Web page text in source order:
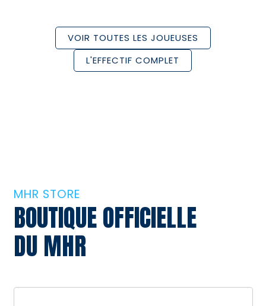
VOIR TOUTES LES JOUEUSES
L'EFFECTIF COMPLET
MHR STORE
BOUTIQUE OFFICIELLE
DU MHR